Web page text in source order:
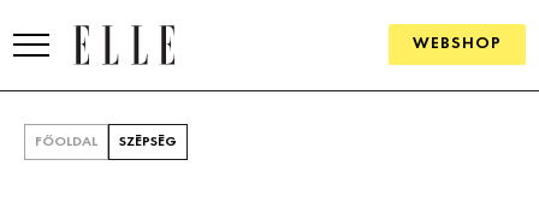
WEBSHOP
FŐOLDAL SZÉPSÉG